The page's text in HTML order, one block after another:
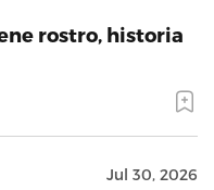
rostro, historia
Jul 30, 2026